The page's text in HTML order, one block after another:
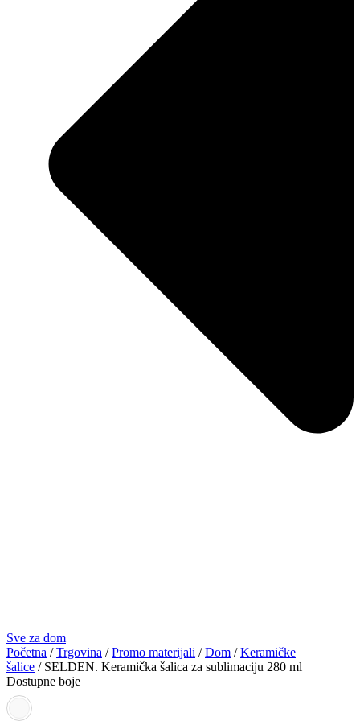
Sve za dom
Početna /Trgovina /Promo materijali /Dom /Keramičke
šalice / SELDEN. Keramička šalica za sublimaciju 280 ml
Dostupne boje